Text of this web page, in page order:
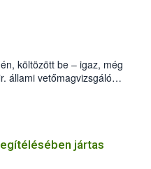
költözött be – igaz, még
állami vetőmagvizsgáló
alatti, Czigler Győző által
jártas